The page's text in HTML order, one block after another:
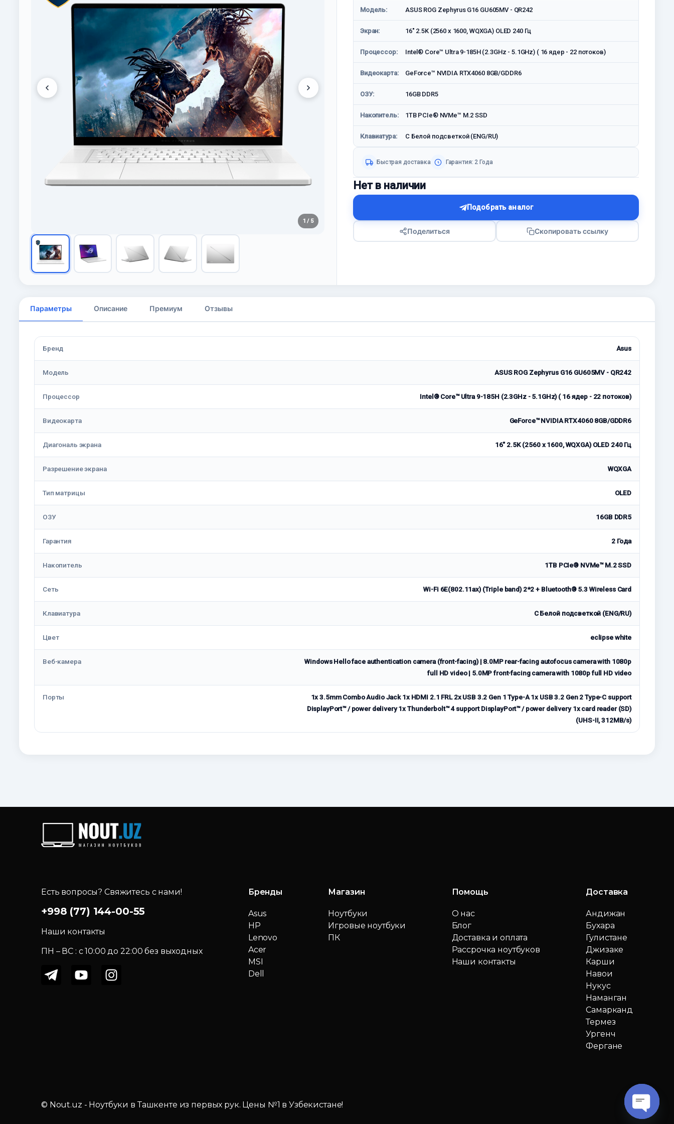
1 / 5
Модель: ASUS ROG Zephyrus G16 GU605MV - QR242
Экран: 16" 2.5K (2560 x 1600, WQXGA) OLED 240 Гц
Процессор: Intel® Core™ Ultra 9-185H (2.3GHz - 5.1GHz) ( 16 ядер - 22 потоков)
Видеокарта: GeForce™ NVIDIA RTX4060 8GB/GDDR6
ОЗУ: 16GB DDR5
Накопитель: 1TB PCIe® NVMe™ M.2 SSD
Клавиатура: С Белой подсветкой (ENG/RU)
Быстрая доставка Гарантия: 2 Года
Нет в наличии
Подобрать аналог
Поделиться Скопировать ссылку
Параметры Описание Премиум Отзывы
Бренд Asus
Модель ASUS ROG Zephyrus G16 GU605MV - QR242
Процессор Intel® Core™ Ultra 9-185H (2.3GHz - 5.1GHz) ( 16 ядер - 22 потоков)
Видеокарта GeForce™ NVIDIA RTX4060 8GB/GDDR6
Диагональ экрана 16" 2.5K (2560 x 1600, WQXGA) OLED 240 Гц
Разрешение экрана WQXGA
Тип матрицы OLED
ОЗУ 16GB DDR5
Гарантия 2 Года
Накопитель 1TB PCIe® NVMe™ M.2 SSD
Сеть Wi-Fi 6E(802.11ax) (Triple band) 2*2 + Bluetooth® 5.3 Wireless Card
Клавиатура С Белой подсветкой (ENG/RU)
Цвет eclipse white
Веб-камера
Windows Hello face authentication camera (front-facing) | 8.0MP rear-facing autofocus camera with 1080p
full HD video | 5.0MP front-facing camera with 1080p full HD video
Порты
1x 3.5mm Combo Audio Jack 1x HDMI 2.1 FRL 2x USB 3.2 Gen 1 Type-A 1x USB 3.2 Gen 2 Type-C support
DisplayPort™ / power delivery 1x Thunderbolt™ 4 support DisplayPort™ / power delivery 1x card reader (SD)
(UHS-II, 312MB/s)
Есть вопросы? Свяжитесь с нами!
+998 (77) 144-00-55
Наши контакты
ПН – ВС : c 10:00 до 22:00 без выходных
Бренды
Asus
HP
Lenovo
Acer
MSI
Dell
Магазин
Ноутбуки
Игровые ноутбуки
ПК
Помощь
О нас
Блог
Доставка и оплата
Рассрочка ноутбуков
Наши контакты
Доставка
Андижан
Бухара
Гулистане
Джизаке
Карши
Навои
Нукус
Наманган
Самарканд
Термез
Ургенч
Фергане
© Nout.uz - Ноутбуки в Ташкенте из первых рук. Цены №1 в Узбекистане!